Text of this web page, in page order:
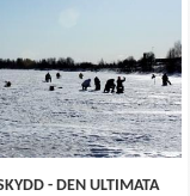
- DEN ULTIMATA